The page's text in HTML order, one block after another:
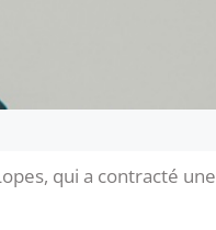
qui a contracté une